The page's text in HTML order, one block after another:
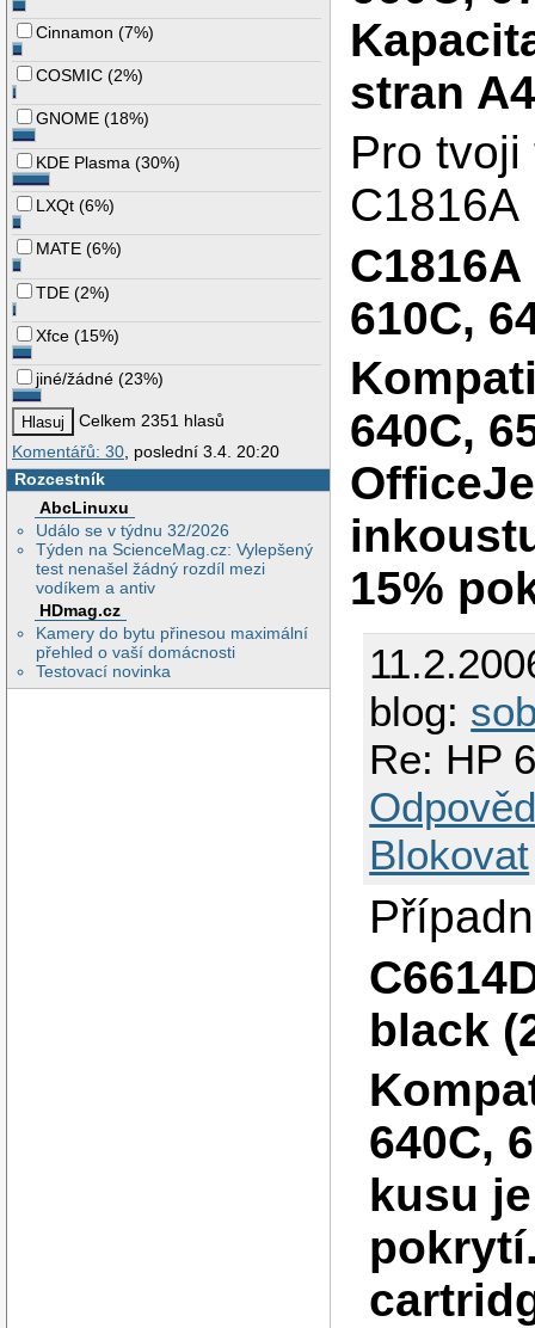
Cinnamon (7%)
COSMIC (2%)
GNOME (18%)
KDE Plasma (30%)
LXQt (6%)
MATE (6%)
TDE (2%)
Xfce (15%)
jiné/žádné (23%)
Celkem 2351 hlasů
Komentářů: 30 , poslední 3.4. 20:20
Rozcestník
AbcLinuxu
Událo se v týdnu 32/2026
Týden na ScienceMag.cz: Vylepšený
test nenašel žádný rozdíl mezi
vodíkem a antiv
HDmag.cz
Kamery do bytu přinesou maximální
přehled o vaší domácnosti
Testovací novinka
stran
Pro
C1816A
610C,
640C,
15%
blog:
Re: HP
Blokovat
black
640C,
kusu